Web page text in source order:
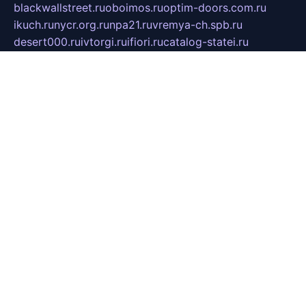
blackwallstreet.ruoboimos.ruoptim-doors.com.ru
ikuch.runycr.org.runpa21.ruvremya-ch.spb.ru
desert000.ruivtorgi.ruifiori.rucatalog-statei.ru